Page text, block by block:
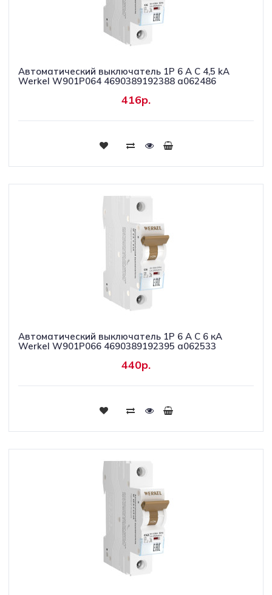
Автоматический выключатель 1P 6 A C 4,5 kА
Werkel W901P064 4690389192388 a062486
416р.
Купить
Автоматический выключатель 1P 6 A C 6 кА
Werkel W901P066 4690389192395 a062533
440р.
Купить